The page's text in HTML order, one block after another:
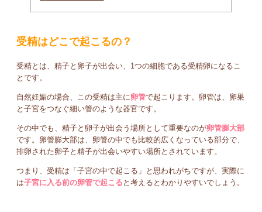
受精はどこで起こるの？
受精とは、精子と卵子が出会い、1つの細胞である受精卵になるこ
とです。
自然妊娠の場合、この受精は主に卵管で起こります。卵管は、卵巣
と子宮をつなぐ細い管のような器官です。
その中でも、精子と卵子が出会う場所として重要なのが卵管膨大部
です。卵管膨大部は、卵管の中でも比較的広くなっている部分で、
排卵された卵子と精子が出会いやすい場所とされています。
つまり、受精は「子宮の中で起こる」と思われがちですが、実際に
は子宮に入る前の卵管で起こる と考えるとわかりやすいでしょう。